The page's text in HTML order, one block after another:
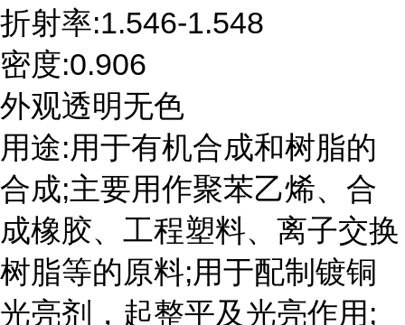
折射率:1.546-1.548
密度:0.906
外观透明无色
用途:用于有机合成和树脂的
合成;主要用作聚苯乙烯、合
成橡胶、工程塑料、离子交换
树脂等的原料;用于配制镀铜
光亮剂，起整平及光亮作用;